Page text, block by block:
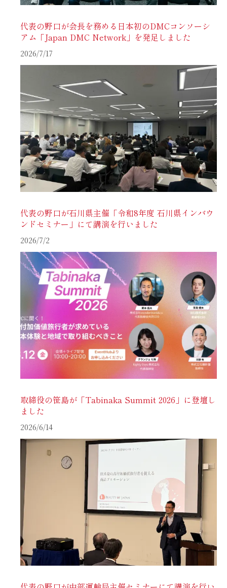
代表の野口が会長を務める日本初のDMCコンソーシ
アム「Japan DMC Network」を発足しました
2026/7/17
代表の野口が石川県主催「令和8年度 石川県インバウ
ンドセミナー」にて講演を行いました
2026/7/2
取締役の笹島が「Tabinaka Summit 2026」に登壇し
ました
2026/6/14